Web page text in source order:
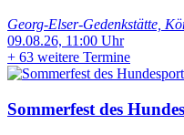
Georg-Elser-Gedenkstätte,
09.08.26, 11:00 Uhr
+ 63 weitere Termine
Sommerfest des